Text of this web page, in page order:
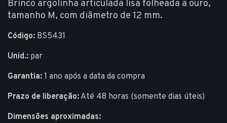
Brinco argolinha articulada lisa folheada a ouro,
tamanho M, com diâmetro de 12 mm.
Código: BS5431
Unid.: par
Garantia: 1 ano após a data da compra
Prazo de liberação: Até 48 horas (somente dias úteis)
Dimensões aproximadas: